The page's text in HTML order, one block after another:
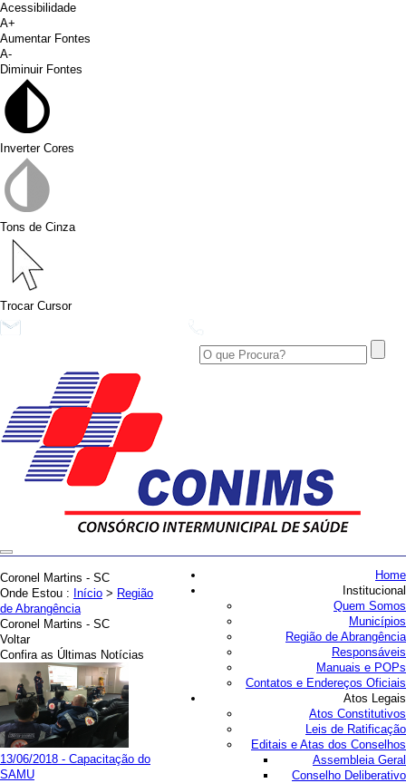
Acessibilidade
A+
Aumentar Fontes
A-
Diminuir Fontes
Inverter Cores
Tons de Cinza
Trocar Cursor
Home
Institucional
Quem Somos
Municípios
Região de Abrangência
Responsáveis
Manuais e POPs
Contatos e Endereços Oficiais
Atos Legais
Atos Constitutivos
Leis de Ratificação
Editais e Atas dos Conselhos
Assembleia Geral
Conselho Deliberativo
Coronel Martins - SC
Onde Estou : Início > Região
de Abrangência
Coronel Martins - SC
Voltar
Confira as Últimas Notícias
13/06/2018 - Capacitação do
SAMU